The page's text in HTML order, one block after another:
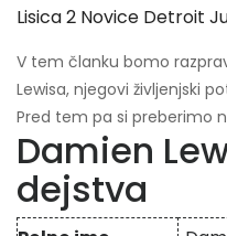
Lisica 2 Novice Detroit
V tem članku bomo
Lewisa, njegovi življenjski
Pred tem pa si preberimo
Damien
dejstva